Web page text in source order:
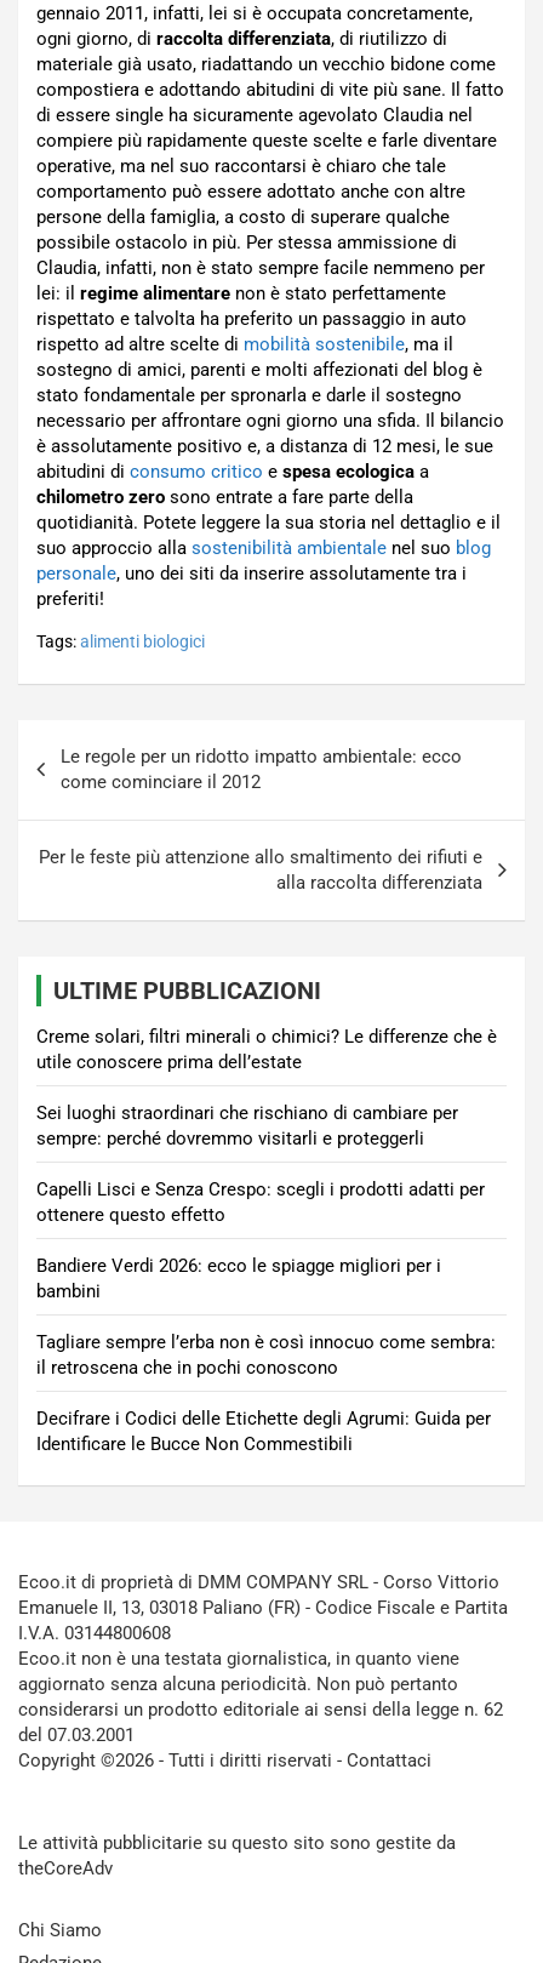
gennaio 2011, infatti, lei si è occupata concretamente,
ogni giorno, di raccolta differenziata, di riutilizzo di
materiale già usato, riadattando un vecchio bidone come
compostiera e adottando abitudini di vite più sane. Il fatto
di essere single ha sicuramente agevolato Claudia nel
compiere più rapidamente queste scelte e farle diventare
operative, ma nel suo raccontarsi è chiaro che tale
comportamento può essere adottato anche con altre
persone della famiglia, a costo di superare qualche
possibile ostacolo in più. Per stessa ammissione di
Claudia, infatti, non è stato sempre facile nemmeno per
lei: il regime alimentare non è stato perfettamente
rispettato e talvolta ha preferito un passaggio in auto
rispetto ad altre scelte di mobilità sostenibile, ma il
sostegno di amici, parenti e molti affezionati del blog è
stato fondamentale per spronarla e darle il sostegno
necessario per affrontare ogni giorno una sfida. Il bilancio
è assolutamente positivo e, a distanza di 12 mesi, le sue
abitudini di consumo critico e spesa ecologica a
chilometro zero sono entrate a fare parte della
quotidianità. Potete leggere la sua storia nel dettaglio e il
suo approccio alla sostenibilità ambientale nel suo blog
personale, uno dei siti da inserire assolutamente tra i
preferiti!
Tags:alimenti biologici
articoli
Le regole per un ridotto impatto ambientale: ecco
come cominciare il 2012
Per le feste più attenzione allo smaltimento dei rifiuti e
alla raccolta differenziata
ULTIME PUBBLICAZIONI
Creme solari, filtri minerali o chimici? Le differenze che è
utile conoscere prima dell’estate
Sei luoghi straordinari che rischiano di cambiare per
sempre: perché dovremmo visitarli e proteggerli
Capelli Lisci e Senza Crespo: scegli i prodotti adatti per
ottenere questo effetto
Bandiere Verdi 2026: ecco le spiagge migliori per i
bambini
Tagliare sempre l’erba non è così innocuo come sembra:
il retroscena che in pochi conoscono
Decifrare i Codici delle Etichette degli Agrumi: Guida per
Identificare le Bucce Non Commestibili
Ecoo.it di proprietà di DMM COMPANY SRL - Corso Vittorio
Emanuele II, 13, 03018 Paliano (FR) - Codice Fiscale e Partita
I.V.A. 03144800608
Ecoo.it non è una testata giornalistica, in quanto viene
aggiornato senza alcuna periodicità. Non può pertanto
considerarsi un prodotto editoriale ai sensi della legge n. 62
del 07.03.2001
Copyright ©2026 - Tutti i diritti riservati - Contattaci
Le attività pubblicitarie su questo sito sono gestite da
theCoreAdv
Chi Siamo